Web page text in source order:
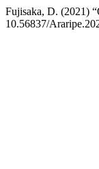
Fujisaka, D. (2021)
10.56837/